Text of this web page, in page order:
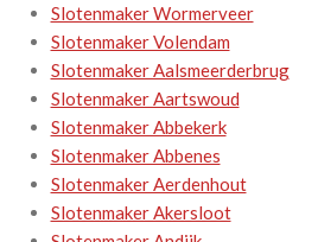
Slotenmaker Wormerveer
Slotenmaker Volendam
Slotenmaker Aalsmeerderbrug
Slotenmaker Aartswoud
Slotenmaker Abbekerk
Slotenmaker Abbenes
Slotenmaker Aerdenhout
Slotenmaker Akersloot